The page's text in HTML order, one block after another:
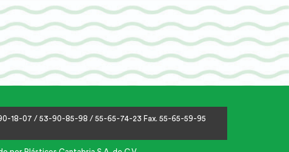
18-07 / 53-90-85-98 / 55-65-74-23 Fax. 55-65-59-95